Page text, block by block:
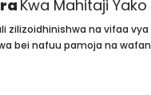
Kwa Mahitaji Yako
zilizoidhinishwa na vifaa vya
bei nafuu pamoja na